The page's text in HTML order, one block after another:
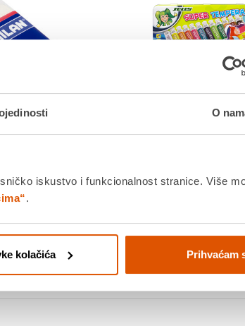
O
iskustvo i funkcionalnost stranice. Više
.
kolačića Prihvaćam
MILAN, 4024
€ 0,53 €
+
Tempere, Jolly, 12 kom
8,29 € 7,59 €